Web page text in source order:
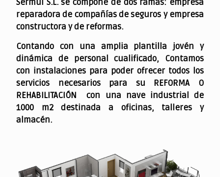
Sermul S.L. se compone de dos ramas: empresa
reparadora de compañías de seguros y empresa
constructora y de reformas.
Contando con una amplia plantilla jovén y
dinámica de personal cualificado, Contamos
con instalaciones para poder ofrecer todos los
servicios necesarios para su REFORMA O
REHABILITACIÓN con una nave industrial de
1000 m2 destinada a oficinas, talleres y
almacén.